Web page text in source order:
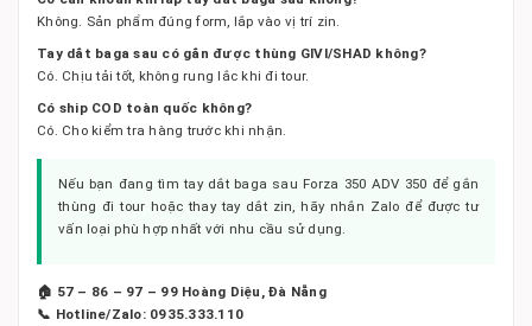
Không. Sản phẩm đúng form, lắp vào vị trí zin.
Tay dắt baga sau có gắn được thùng GIVI/SHAD không?
Có. Chịu tải tốt, không rung lắc khi đi tour.
Có ship COD toàn quốc không?
Có. Cho kiểm tra hàng trước khi nhận.
Nếu bạn đang tìm tay dắt baga sau Forza 350 ADV 350 để gắn
thùng đi tour hoặc thay tay dắt zin, hãy nhắn Zalo để được tư
vấn loại phù hợp nhất với nhu cầu sử dụng.
🏠 57 – 86 – 97 – 99 Hoàng Diệu, Đà Nẵng
📞 Hotline/Zalo: 0935.333.110